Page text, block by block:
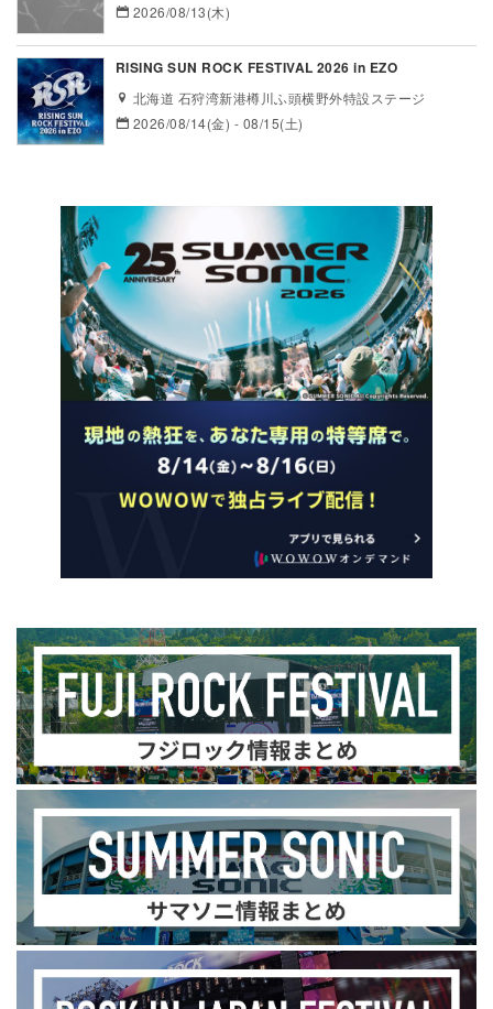
2026/08/13(木)
RISING SUN ROCK FESTIVAL 2026 in EZO
北海道 石狩湾新港樽川ふ頭横野外特設ステージ
2026/08/14(金) - 08/15(土)